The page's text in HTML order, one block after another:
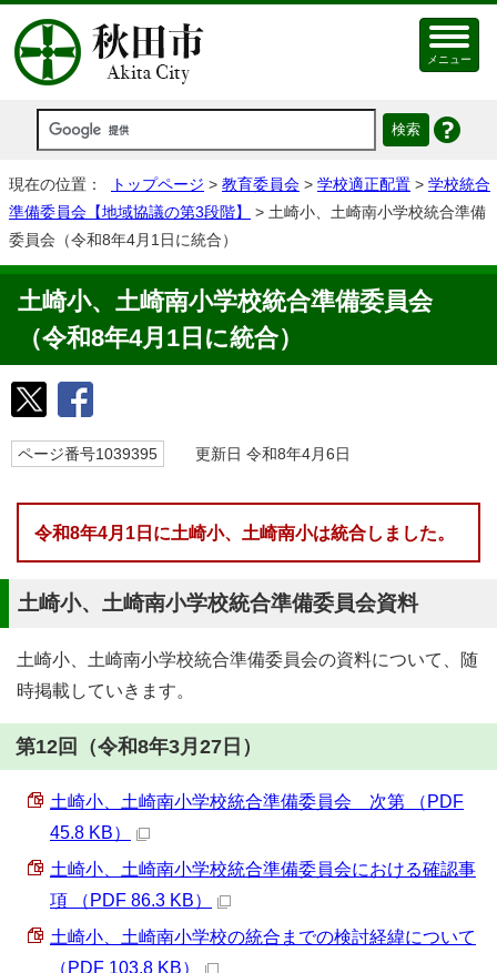
メニュー
現在の位置： トップページ > 教育委員会 > 学校適正配置 > 学校統合
準備委員会【地域協議の第3段階】
> 土崎小、土崎南小学校統合準備
委員会（令和8年4月1日に統合）
土崎小、土崎南小学校統合準備委員会
（令和8年4月1日に統合）
ページ番号1039395 更新日 令和8年4月6日
令和8年4月1日に土崎小、土崎南小は統合しました。
土崎小、土崎南小学校統合準備委員会資料
土崎小、土崎南小学校統合準備委員会の資料について、随
時掲載していきます。
第12回（令和8年3月27日）
土崎小、土崎南小学校統合準備委員会 次第 （PDF
45.8 KB）
土崎小、土崎南小学校統合準備委員会における確認事
項 （PDF 86.3 KB）
土崎小、土崎南小学校の統合までの検討経緯について
（PDF 103.8 KB）